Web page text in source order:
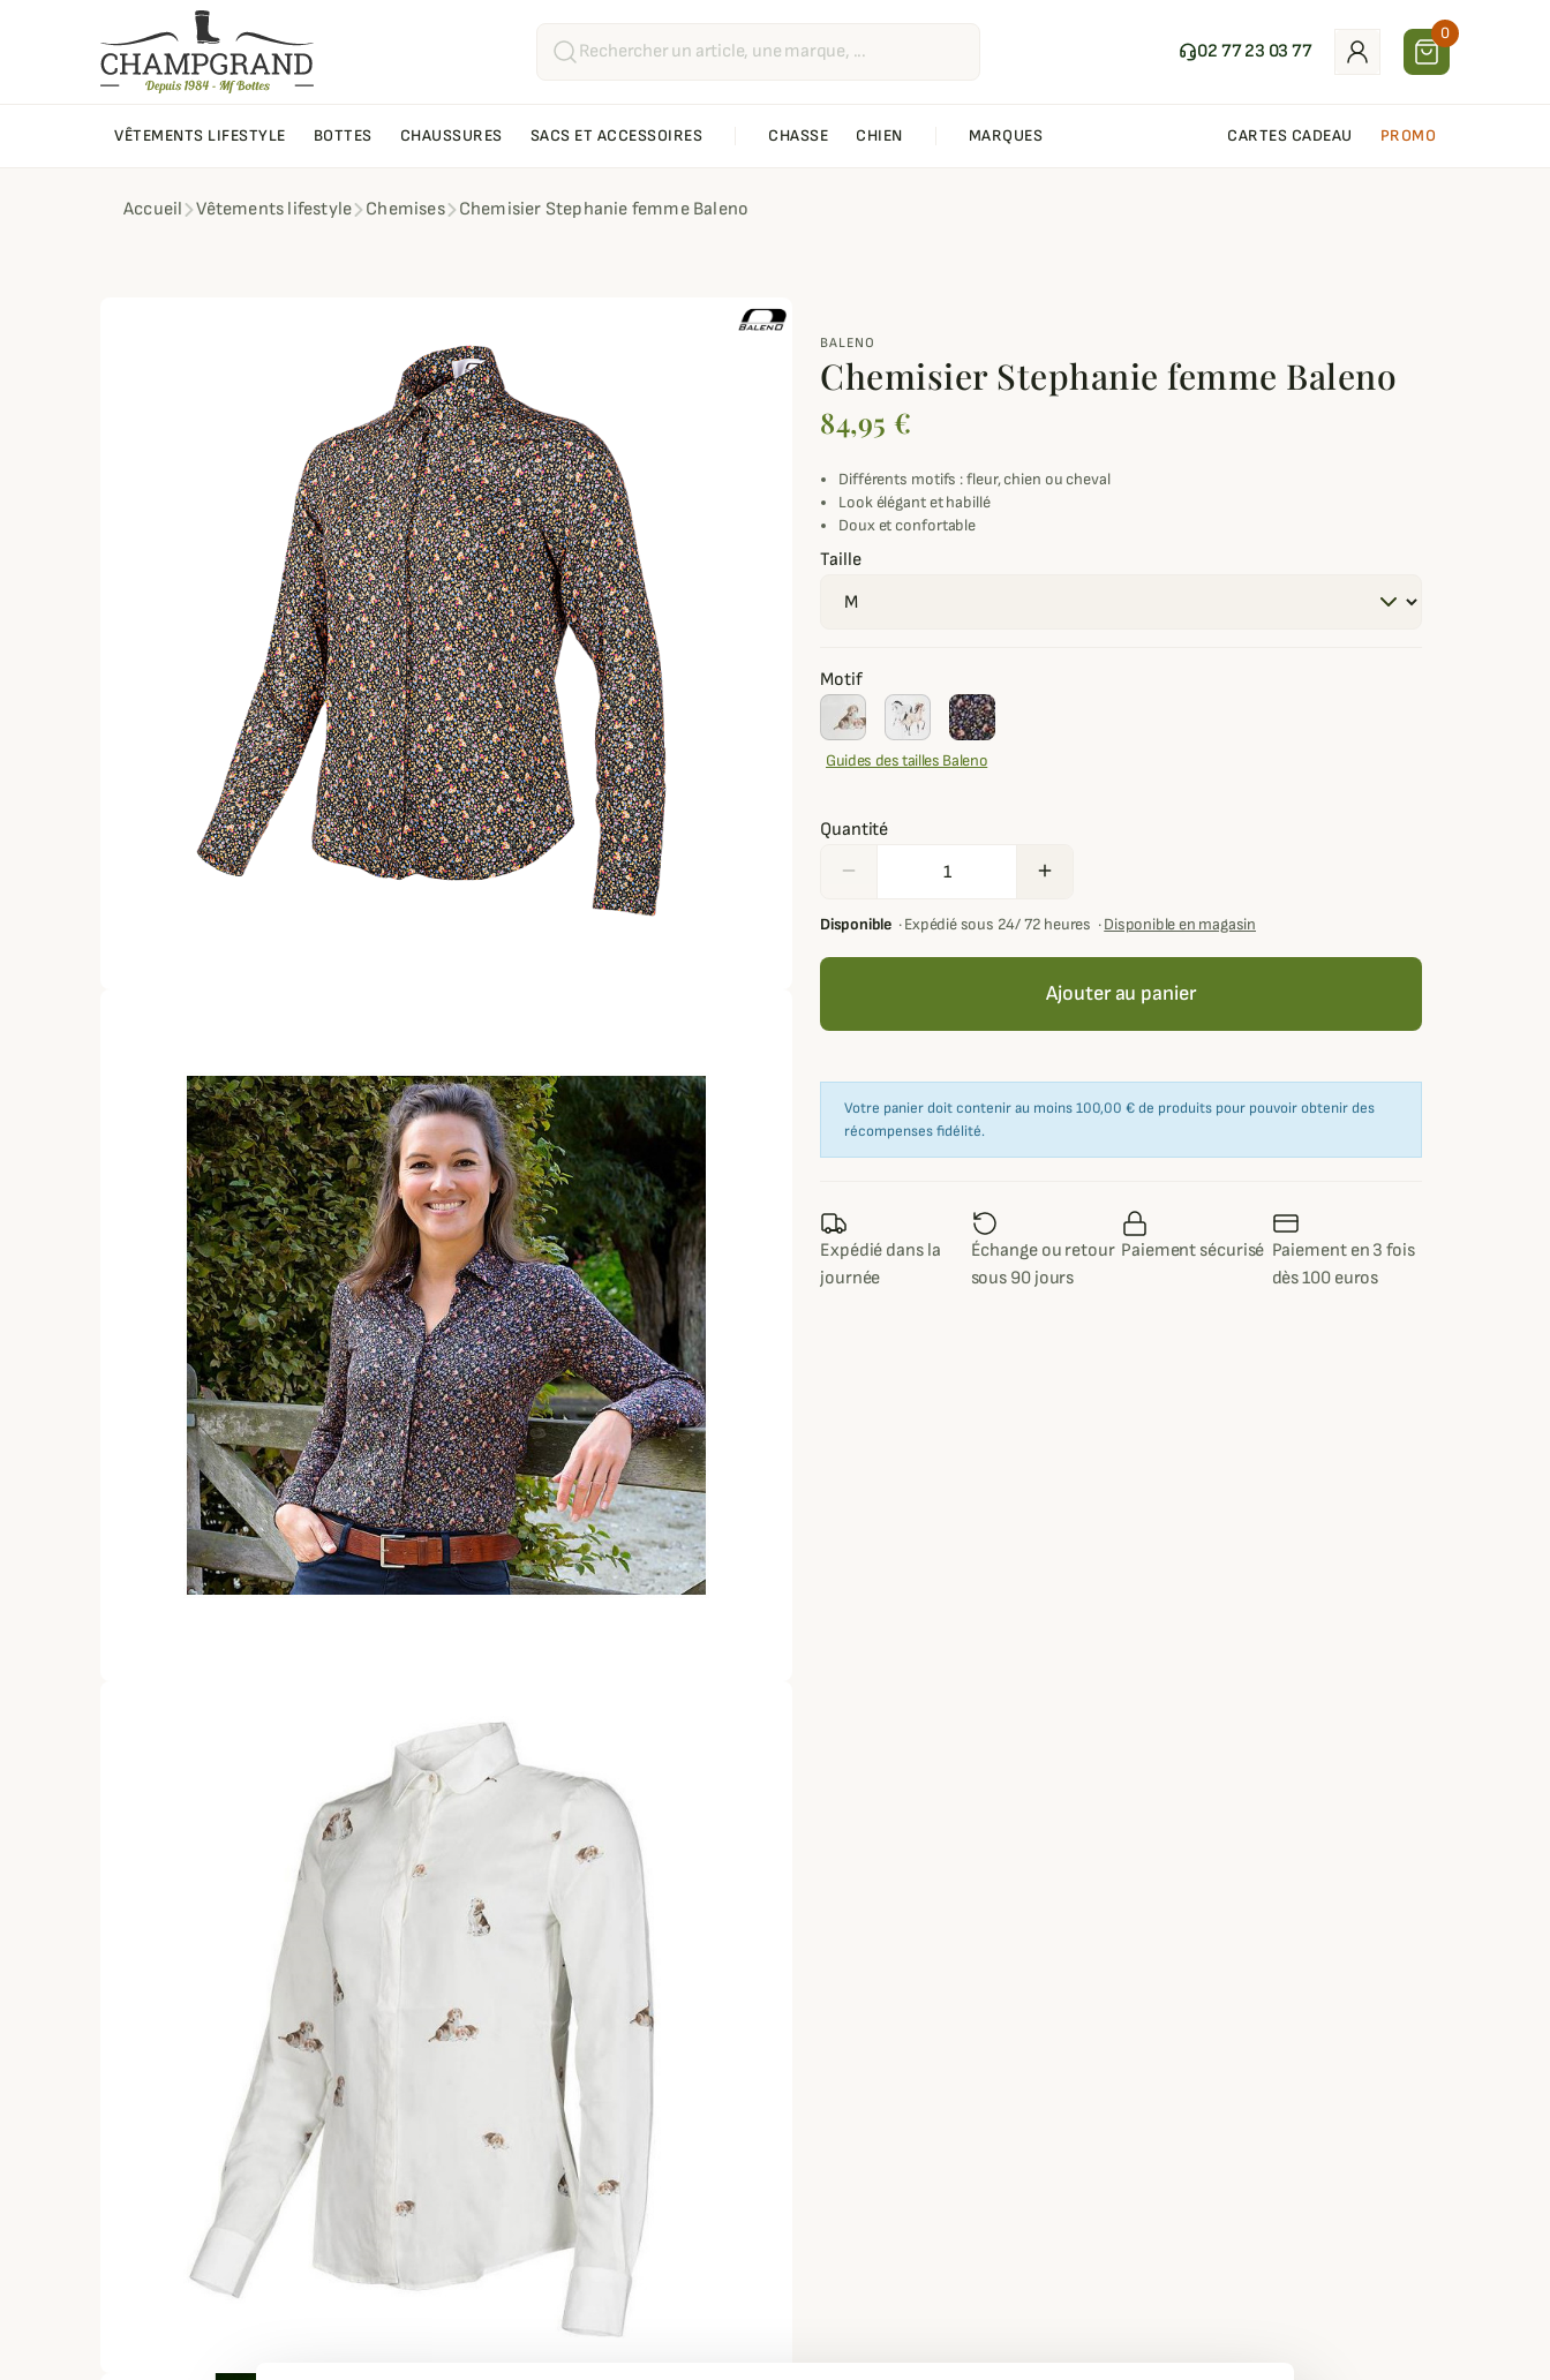
02 77 23 03 77
0
VÊTEMENTS LIFESTYLE BOTTES CHAUSSURES SACS ET ACCESSOIRES CHASSE CHIEN MARQUES CARTES CADEAU PROMO
Accueil Vêtements lifestyle Chemises Chemisier Stephanie femme Baleno
BALENO
Chemisier Stephanie femme Baleno
84,95 €
Différents motifs : fleur, chien ou cheval
Look élégant et habillé
Doux et confortable
Taille
Motif
Guides des tailles Baleno
Quantité
remove add
Disponible ·Expédié sous 24/ 72 heures ·Disponible en magasin
Ajouter au panier
Votre panier doit contenir au moins 100,00 € de produits pour pouvoir obtenir des
récompenses fidélité.
Expédié dans la
journée
Échange ou retour
sous 90 jours
Paiement sécurisé Paiement en 3 fois
dès 100 euros